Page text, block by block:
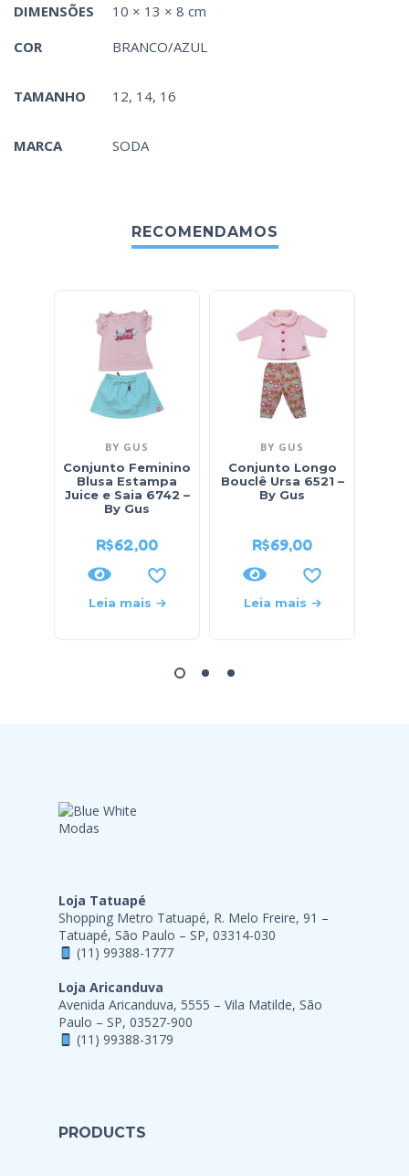
DIMENSÕES
10 × 13 × 8 cm
COR
BRANCO/AZUL
TAMANHO 12, 14, 16
MARCA SODA
RECOMENDAMOS
BY GUS
Conjunto Feminino
Blusa Estampa
Juice e Saia 6742 –
By Gus
R$62,00
Leia mais
BY GUS
Conjunto Longo
Bouclê Ursa 6521 –
By Gus
R$69,00
Leia mais
Loja Tatuapé
Shopping Metro Tatuapé, R. Melo Freire, 91 –
Tatuapé, São Paulo – SP, 03314-030
(11) 99388-1777
Loja Aricanduva
Avenida Aricanduva, 5555 – Vila Matilde, São
Paulo – SP, 03527-900
(11) 99388-3179
PRODUCTS